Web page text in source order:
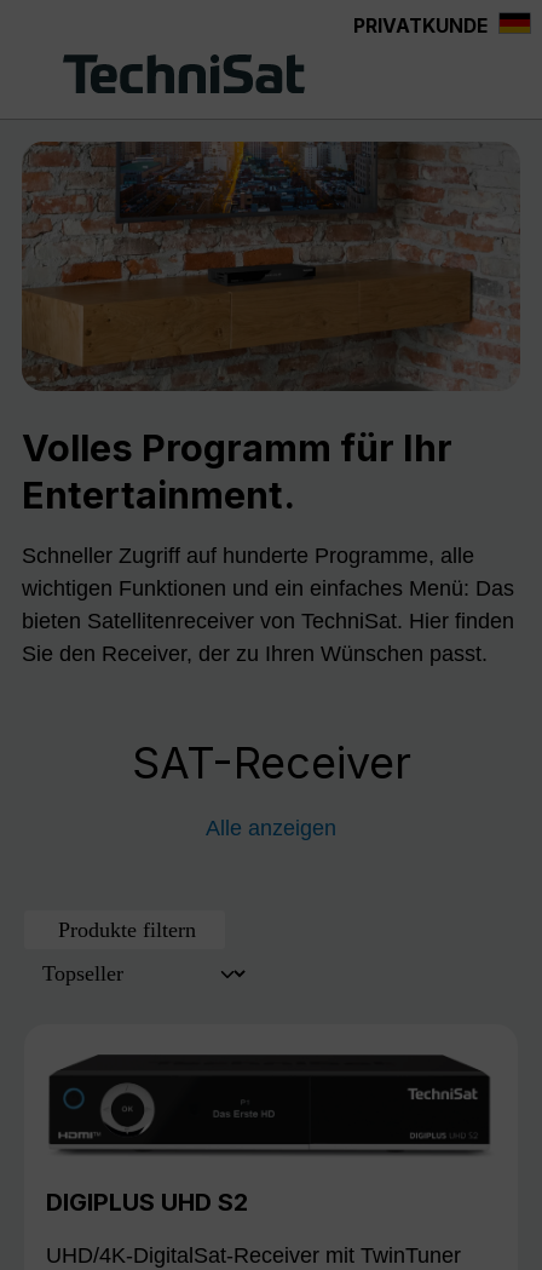
PRIVATKUNDE
Volles Programm für Ihr
Entertainment.
Schneller Zugriff auf hunderte Programme, alle
wichtigen Funktionen und ein einfaches Menü: Das
bieten Satellitenreceiver von TechniSat. Hier finden
Sie den Receiver, der zu Ihren Wünschen passt.
SAT-Receiver
Alle anzeigen
Produkte filtern
DIGIPLUS UHD S2
UHD/4K-DigitalSat-Receiver mit TwinTuner